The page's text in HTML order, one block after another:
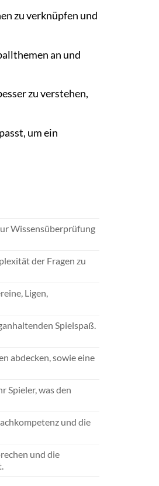
zu verknüpfen und
an und
zu verstehen,
um ein
Wissensüberprüfung
der Fragen zu
Ligen,
Spielspaß.
abdecken, sowie eine
Spieler, was den
und die
und die